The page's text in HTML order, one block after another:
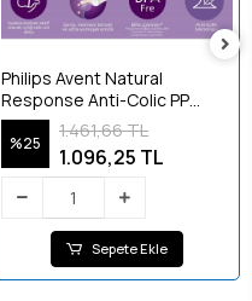
Philips Avent Natural
Response Anti-Colic PP
Biberon 125 ml +0 ay
%25
1.461,66 TL
1.096,25 TL
Sepete Ekle